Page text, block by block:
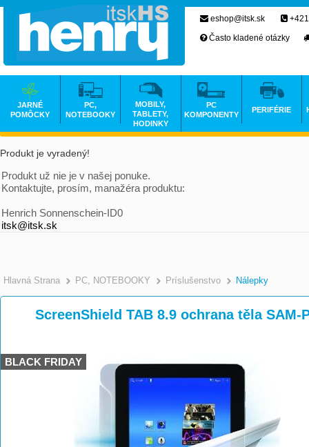
Produkt je vyradený!
Produkt už nie je v našej ponuke.
Kontaktujte, prosím, manažéra produktu:
Henrich Sonnenschein-ID0
itsk@itsk.sk
Hlavná Strana >
PC, NOTEBOOKY >
Príslušenstvo Nálepky
ScreenShield TAB 8.9 ochrana těla SAM-
BLACK FRIDAY
eshop@itsk.sk
Často kladené otázky
JARNÉ
POMÔCKY
PC,
NOTEBOOKY
MOBILY,
TABLETY,
HODINKY
PC
KOMPONENTY
PERIFÉRIE